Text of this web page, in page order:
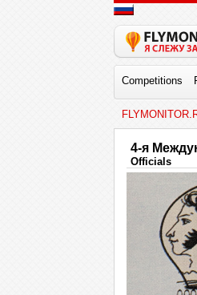
Competitions
4-я
Officials